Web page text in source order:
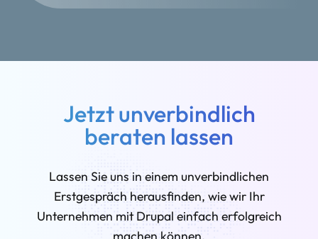
Jetzt unverbindlich
beraten lassen
Lassen Sie uns in einem unverbindlichen
Erstgespräch herausfinden, wie wir Ihr
Unternehmen mit Drupal einfach erfolgreich